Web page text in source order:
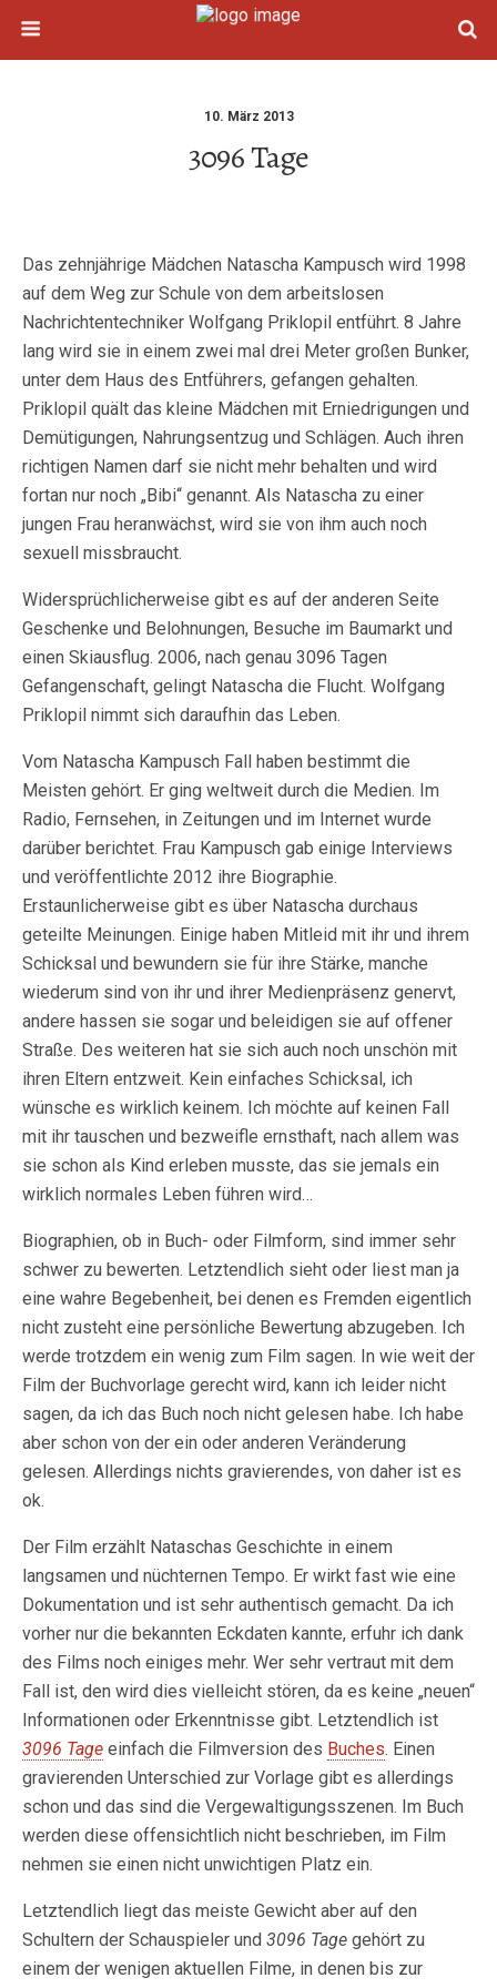
10. März 2013
3096 Tage
Das zehnjährige Mädchen Natascha Kampusch wird 1998
auf dem Weg zur Schule von dem arbeitslosen
Nachrichtentechniker Wolfgang Priklopil entführt. 8 Jahre
lang wird sie in einem zwei mal drei Meter großen Bunker,
unter dem Haus des Entführers, gefangen gehalten.
Priklopil quält das kleine Mädchen mit Erniedrigungen und
Demütigungen, Nahrungsentzug und Schlägen. Auch ihren
richtigen Namen darf sie nicht mehr behalten und wird
fortan nur noch „Bibi“ genannt. Als Natascha zu einer
jungen Frau heranwächst, wird sie von ihm auch noch
sexuell missbraucht.
Widersprüchlicherweise gibt es auf der anderen Seite
Geschenke und Belohnungen, Besuche im Baumarkt und
einen Skiausflug. 2006, nach genau 3096 Tagen
Gefangenschaft, gelingt Natascha die Flucht. Wolfgang
Priklopil nimmt sich daraufhin das Leben.
Vom Natascha Kampusch Fall haben bestimmt die
Meisten gehört. Er ging weltweit durch die Medien. Im
Radio, Fernsehen, in Zeitungen und im Internet wurde
darüber berichtet. Frau Kampusch gab einige Interviews
und veröffentlichte 2012 ihre Biographie.
Erstaunlicherweise gibt es über Natascha durchaus
geteilte Meinungen. Einige haben Mitleid mit ihr und ihrem
Schicksal und bewundern sie für ihre Stärke, manche
wiederum sind von ihr und ihrer Medienpräsenz genervt,
andere hassen sie sogar und beleidigen sie auf offener
Straße. Des weiteren hat sie sich auch noch unschön mit
ihren Eltern entzweit. Kein einfaches Schicksal, ich
wünsche es wirklich keinem. Ich möchte auf keinen Fall
mit ihr tauschen und bezweifle ernsthaft, nach allem was
sie schon als Kind erleben musste, das sie jemals ein
wirklich normales Leben führen wird…
Biographien, ob in Buch- oder Filmform, sind immer sehr
schwer zu bewerten. Letztendlich sieht oder liest man ja
eine wahre Begebenheit, bei denen es Fremden eigentlich
nicht zusteht eine persönliche Bewertung abzugeben. Ich
werde trotzdem ein wenig zum Film sagen. In wie weit der
Film der Buchvorlage gerecht wird, kann ich leider nicht
sagen, da ich das Buch noch nicht gelesen habe. Ich habe
aber schon von der ein oder anderen Veränderung
gelesen. Allerdings nichts gravierendes, von daher ist es
ok.
Der Film erzählt Nataschas Geschichte in einem
langsamen und nüchternen Tempo. Er wirkt fast wie eine
Dokumentation und ist sehr authentisch gemacht. Da ich
vorher nur die bekannten Eckdaten kannte, erfuhr ich dank
des Films noch einiges mehr. Wer sehr vertraut mit dem
Fall ist, den wird dies vielleicht stören, da es keine „neuen“
Informationen oder Erkenntnisse gibt. Letztendlich ist
3096 Tage einfach die Filmversion des Buches. Einen
gravierenden Unterschied zur Vorlage gibt es allerdings
schon und das sind die Vergewaltigungsszenen. Im Buch
werden diese offensichtlich nicht beschrieben, im Film
nehmen sie einen nicht unwichtigen Platz ein.
Letztendlich liegt das meiste Gewicht aber auf den
Schultern der Schauspieler und 3096 Tage gehört zu
einem der wenigen aktuellen Filme, in denen bis zur